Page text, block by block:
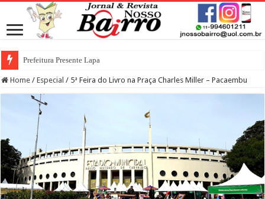
Prefeitura Presente Lapa
Home / Especial / 5ª Feira do Livro na Praça Charles Miller – Pacaembu